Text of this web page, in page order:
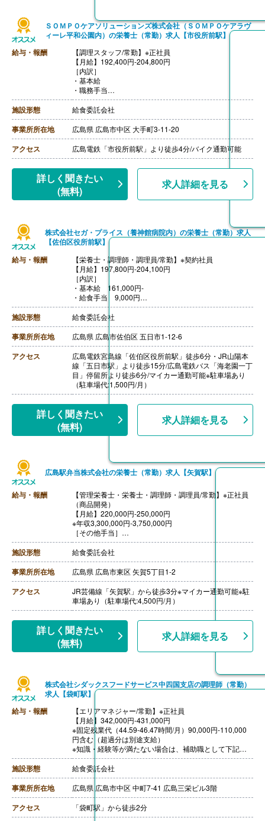
ＳＯＭＰＯケアソリューションズ株式会社（ＳＯＭＰＯケアラヴ
ィーレ平和公園内）の栄養士（常勤）求人【市役所前駅】
給与・報酬
【調理スタッフ/常勤】※正社員
【月給】192,400円-204,800円
［内訳］
・基本給
・職務手当
・働きがい向上手当 4,000円
［その他手当］
・時間外手当（超過1分から支給）
・精皆勤手当 6,000円（規定あり）
【賞与】年2回（計2.08ヶ月分）※前年度実績
【通勤手当】あり（上限50,000円/月）
【昇給】あり
【調理主任/常勤】※正社員
【月給】204,800円-
［内訳］
・基本給
［その他手当］
・時間外手当（超過1分から支給）
【賞与】年2回（計2.08ヶ月分）※前年度実績
【通勤手当】あり（上限50,000円/月）
【昇給】あり
【退職金】あり※勤続3年以上
施設形態 給食委託会社
事業所所在地 広島県 広島市中区 大手町3-11-20
アクセス 広島電鉄「市役所前駅」より徒歩4分/バイク通勤可能
詳しく聞きたい
(無料)
求人詳細を見る
株式会社セガ・プライス（養神館病院内）の栄養士（常勤）求人
【佐伯区役所前駅】
給与・報酬
【栄養士・調理師・調理員/常勤】※契約社員
【月給】197,800円-204,100円
［内訳］
・基本給 161,000円-
・給食手当 9,000円
・暫定手当 11,000円
・早出手当 16,800円-23,100円 ※2,100円/回×月8回-1
1回で計算
［その他手当］
・家族手当
・日直手当 1,300円/回
【賞与】年2回（計3.60ヶ月分）※前年度実績
【通勤手当】あり（上限26,000円/月）
【昇給】年1回
【退職金】あり※勤続3年以上
施設形態 給食委託会社
事業所所在地 広島県 広島市佐伯区 五日市1-12-6
アクセス
広島電鉄宮島線「佐伯区役所前駅」徒歩6分・JR山陽本
線「五日市駅」より徒歩15分/広島電鉄バス「海老園一丁
目」停留所より徒歩6分/マイカー通勤可能※駐車場あり
（駐車場代:1,500円/月）
詳しく聞きたい
(無料)
求人詳細を見る
広島駅弁当株式会社の栄養士（常勤）求人【矢賀駅】
給与・報酬
【管理栄養士・栄養士・調理師・調理員/常勤】※正社員
（商品開発）
【月給】220,000円-250,000円
※年収3,300,000円-3,750,000円
［その他手当］
・栄養士手当
・調理師手当
【賞与】年2回（計3.00ヶ月分）※理論値
【通勤手当】あり（上限6,500円/月）
【昇給】あり
【退職金】あり※勤続3年以上
++++++++++++++++++++
【管理栄養士・栄養士/常勤】※正社員（調理職）
※年収3,495,000円-3,750,000円
［その他手当］
・管理栄養士（又は栄養士）手当
【賞与】年2回（計3.00ヶ月分）※理論値
【退職金】あり※勤続3年以上
施設形態 給食委託会社
事業所所在地 広島県 広島市東区 矢賀5丁目1-2
アクセス
JR芸備線「矢賀駅」から徒歩3分※マイカー通勤可能※駐
車場あり（駐車場代:4,500円/月）
詳しく聞きたい
(無料)
求人詳細を見る
株式会社シダックスフードサービス中四国支店の調理師（常勤）
求人【袋町駅】
給与・報酬
【エリアマネジャー/常勤】※正社員
【月給】342,000円-431,000円
※固定残業代（44.59-46.47時間/月）90,000円-110,000
円含む（超過分は別途支給）
※知識・経験等が満たない場合は、補助職として下記の
給与での採用の可能性あり
228,000円-396,000円（各手当含む）
［その他手当］
・時間外勤務手当
・休日勤務手当
・深夜勤務手当（22:00-翌05:00）
・休業手当
施設形態 給食委託会社
事業所所在地 広島県 広島市中区 中町7-41 広島三栄ビル3階
アクセス 「袋町駅」から徒歩2分